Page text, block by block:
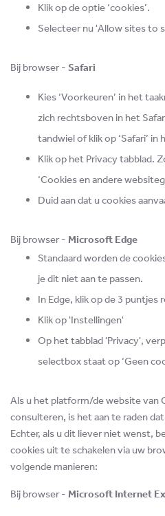
Klik op de optie ‘cookies’.
Selecteer nu 'Allow sites to
Bij browser - Safari
Kies ‘Voorkeuren’ in het
zich rechtsboven in het
tandwiel of klik op ‘Safari’
Klik op het Privacy tabblad.
‘Cookies en andere
Duid aan dat u cookies
Bij browser - Microsoft Edge
Standaard worden de
je dit niet aan te passen.
In Edge, klik op de 3
Klik op 'Instellingen'
Op het tabblad 'Privacy',
selectbox staat op ‘Geen
Als u het platform/de website van
consulteren, is het aan te raden
Echter, als u dit liever niet wenst,
cookies uit te schakelen via uw
volgende manieren:
Bij browser - Microsoft Internet